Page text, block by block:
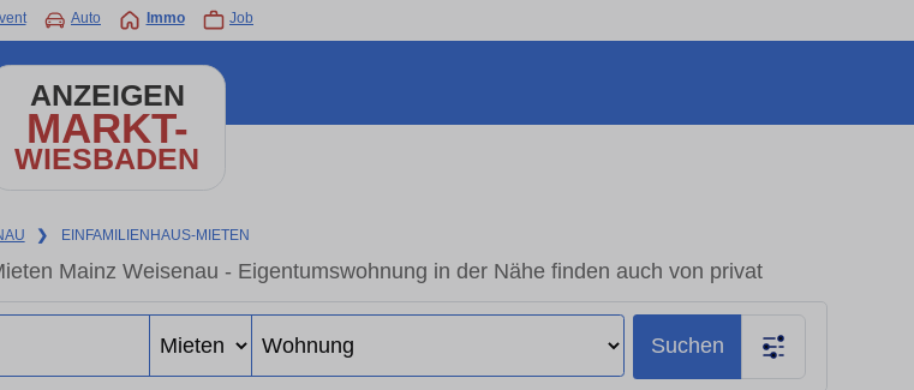
Auto Immo Job
ANZEIGEN
MARKT-
WIESBADEN
❯ EINFAMILIENHAUS-MIETEN
Mainz Weisenau - Eigentumswohnung in der Nähe finden auch von privat
Suchen